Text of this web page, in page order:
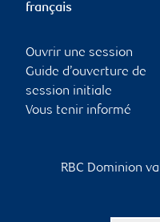
français
Ouvrir une session
Guide d’ouverture de
session initiale
Vous tenir informé
RBC Dominion